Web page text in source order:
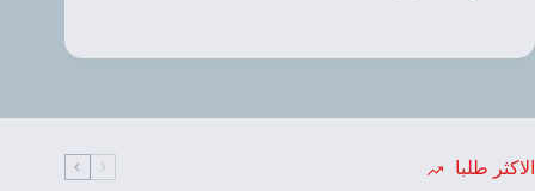
الاكثر طلبا